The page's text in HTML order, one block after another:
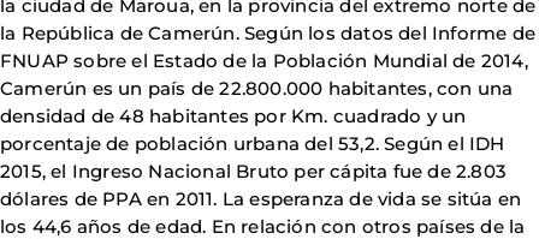
la ciudad de Maroua, en la provincia del extremo norte de
la República de Camerún. Según los datos del Informe de
FNUAP sobre el Estado de la Población Mundial de 2014,
Camerún es un país de 22.800.000 habitantes, con una
densidad de 48 habitantes por Km. cuadrado y un
porcentaje de población urbana del 53,2. Según el IDH
2015, el Ingreso Nacional Bruto per cápita fue de 2.803
dólares de PPA en 2011. La esperanza de vida se sitúa en
los 44,6 años de edad. En relación con otros países de la